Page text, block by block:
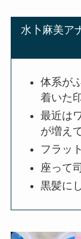
水卜麻美ア
体系が
着いた
最近は
が増え
フラッ
座って
黒髪に